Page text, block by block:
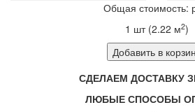
Общая стоимость:
1 шт (2.22 м2)
Добавить в
СДЕЛАЕМ ДОСТАВКУ
ЛЮБЫЕ СПОСОБЫ